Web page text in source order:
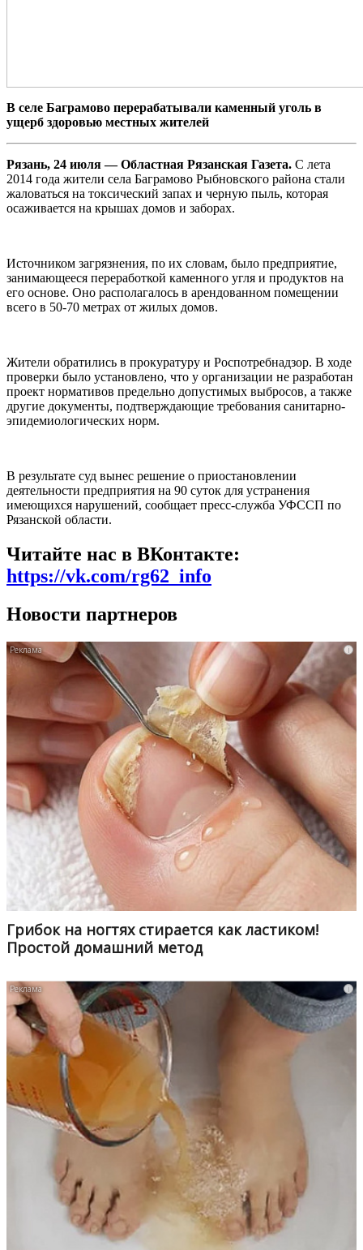
В селе Баграмово перерабатывали каменный уголь в
ущерб здоровью местных жителей
Рязань, 24 июля — Областная Рязанская Газета. С лета
2014 года жители села Баграмово Рыбновского района стали
жаловаться на токсический запах и черную пыль, которая
осаживается на крышах домов и заборах.
Источником загрязнения, по их словам, было предприятие,
занимающееся переработкой каменного угля и продуктов на
его основе. Оно располагалось в арендованном помещении
всего в 50-70 метрах от жилых домов.
Жители обратились в прокуратуру и Роспотребнадзор. В ходе
проверки было установлено, что у организации не разработан
проект нормативов предельно допустимых выбросов, а также
другие документы, подтверждающие требования санитарно-
эпидемиологических норм.
В результате суд вынес решение о приостановлении
деятельности предприятия на 90 суток для устранения
имеющихся нарушений, сообщает пресс-служба УФССП по
Рязанской области.
Читайте нас в ВКонтакте:
https://vk.com/rg62_info
Новости партнеров
i
Грибок на ногтях стирается как ластиком!
Простой домашний метод
i